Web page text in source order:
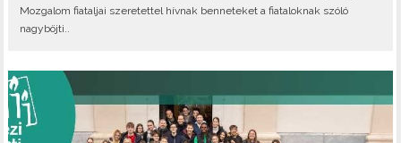
Mozgalom fiataljai szeretettel hívnak benneteket a fiataloknak szóló
nagyböjti..